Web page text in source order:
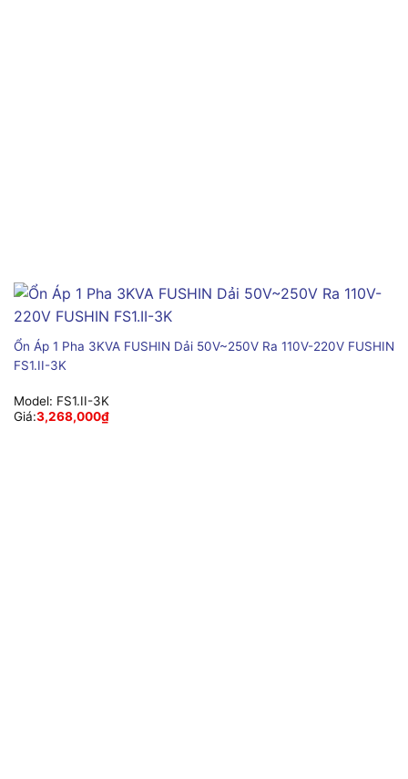
Ổn Áp 1 Pha 3KVA FUSHIN Dải 50V~250V Ra 110V-220V FUSHIN
FS1.II-3K
Model: FS1.II-3K
Giá:3,268,000₫